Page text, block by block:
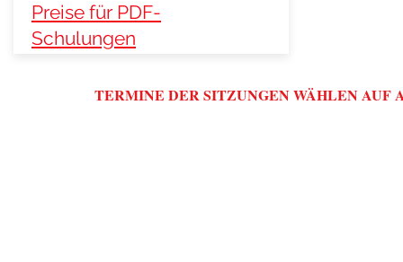
Preise für PDF-
Schulungen
TERMINE DER SITZUNGEN WÄHLEN AUF